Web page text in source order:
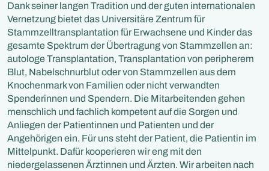
Dank seiner langen Tradition und der guten internationalen
Vernetzung bietet das Universitäre Zentrum für
Stammzelltransplantation für Erwachsene und Kinder das
gesamte Spektrum der Übertragung von Stammzellen an:
autologe Transplantation, Transplantation von peripherem
Blut, Nabelschnurblut oder von Stammzellen aus dem
Knochenmark von Familien oder nicht verwandten
Spenderinnen und Spendern. Die Mitarbeitenden gehen
menschlich und fachlich kompetent auf die Sorgen und
Anliegen der Patientinnen und Patienten und der
Angehörigen ein. Für uns steht der Patient, die Patientin im
Mittelpunkt. Dafür kooperieren wir eng mit den
niedergelassenen Ärztinnen und Ärzten. Wir arbeiten nach